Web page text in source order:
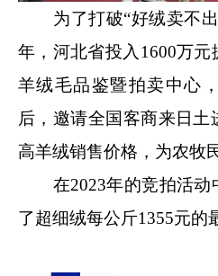
为了打破“好绒卖不出
年，河北省投入1600万
羊绒毛品鉴暨拍卖中心
后，邀请全国客商来日
高羊绒销售价格，为农牧
在2023年的竞拍活动
了超细绒每公斤1355元的